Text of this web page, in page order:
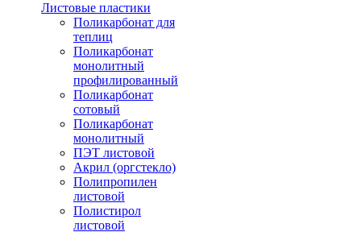
Листовые пластики
Поликарбонат для
теплиц
Поликарбонат
монолитный
профилированный
Поликарбонат
сотовый
Поликарбонат
монолитный
ПЭТ листовой
Акрил (оргстекло)
Полипропилен
листовой
Полистирол
листовой